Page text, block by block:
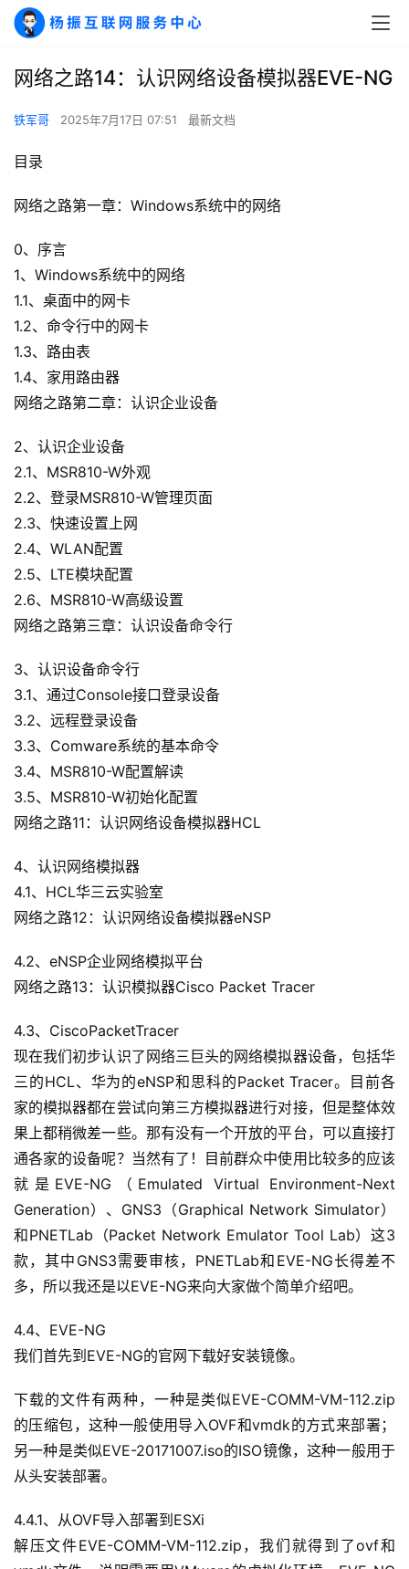
网络之路14：认识网络设备模拟器EVE-NG
铁军哥 2025年7月17日 07:51 最新文档
目录
网络之路第一章：Windows系统中的网络
0、序言
1、Windows系统中的网络
1.1、桌面中的网卡
1.2、命令行中的网卡
1.3、路由表
1.4、家用路由器
网络之路第二章：认识企业设备
2、认识企业设备
2.1、MSR810-W外观
2.2、登录MSR810-W管理页面
2.3、快速设置上网
2.4、WLAN配置
2.5、LTE模块配置
2.6、MSR810-W高级设置
网络之路第三章：认识设备命令行
3、认识设备命令行
3.1、通过Console接口登录设备
3.2、远程登录设备
3.3、Comware系统的基本命令
3.4、MSR810-W配置解读
3.5、MSR810-W初始化配置
网络之路11：认识网络设备模拟器HCL
4、认识网络模拟器
4.1、HCL华三云实验室
网络之路12：认识网络设备模拟器eNSP
4.2、eNSP企业网络模拟平台
网络之路13：认识模拟器Cisco Packet Tracer
4.3、CiscoPacketTracer
现在我们初步认识了网络三巨头的网络模拟器设备，包括华
三的HCL、华为的eNSP和思科的Packet Tracer。目前各
家的模拟器都在尝试向第三方模拟器进行对接，但是整体效
果上都稍微差一些。那有没有一个开放的平台，可以直接打
通各家的设备呢？当然有了！目前群众中使用比较多的应该
就是EVE-NG（Emulated Virtual Environment-Next
Generation）、GNS3（Graphical Network Simulator）
和PNETLab（Packet Network Emulator Tool Lab）这3
款，其中GNS3需要审核，PNETLab和EVE-NG长得差不
多，所以我还是以EVE-NG来向大家做个简单介绍吧。
4.4、EVE-NG
我们首先到EVE-NG的官网下载好安装镜像。
下载的文件有两种，一种是类似EVE-COMM-VM-112.zip
的压缩包，这种一般使用导入OVF和vmdk的方式来部署；
另一种是类似EVE-20171007.iso的ISO镜像，这种一般用于
从头安装部署。
4.4.1、从OVF导入部署到ESXi
解压文件EVE-COMM-VM-112.zip，我们就得到了ovf和